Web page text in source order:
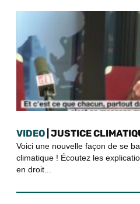
VIDEO | JUSTICE
Voici une nouvelle façon de se
climatique ! Écoutez les
en droit...